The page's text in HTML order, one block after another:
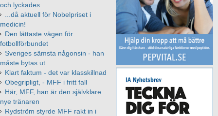
och lyckades
...då aktuell för Nobelpriset i
medicin!
Den lättaste vägen för
fotbollförbundet
Sveriges sämsta någonsin - han
måste bytas ut
Klart faktum - det var klasskillnad
Obegripligt, - MFF i fritt fall
Här, MFF, han är den självklare
nye tränaren
Rydström styrde MFF rakt in i